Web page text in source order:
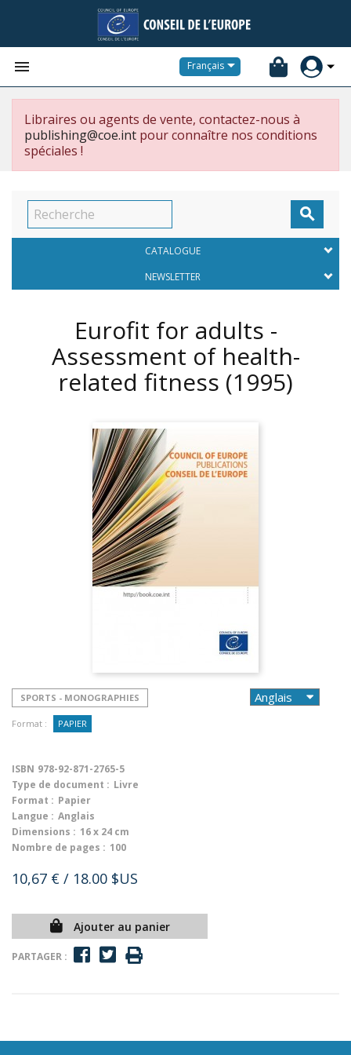
 Français
Libraires ou agents de vente, contactez-nous à
publishing@coe.int pour connaître nos conditions
spéciales !

CATALOGUE
NEWSLETTER
Eurofit for adults -
Assessment of health-
related fitness (1995)
SPORTS - MONOGRAPHIES
Format : PAPIER
ISBN 978-92-871-2765-5
Type de document : Livre
Format : Papier
Langue : Anglais
Dimensions : 16 x 24 cm
Nombre de pages : 100
10,67 € / 18.00 $US
Ajouter au panier
PARTAGER :